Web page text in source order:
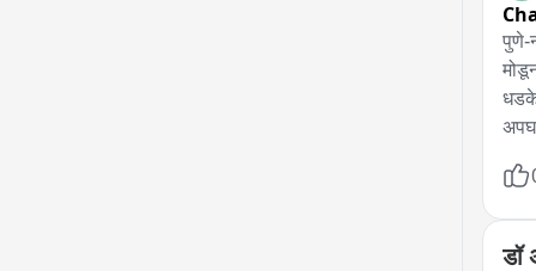
पुणे-
डॉ